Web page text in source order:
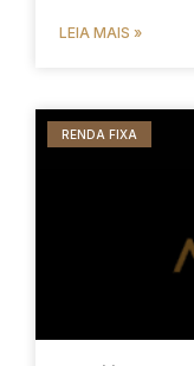
LEIA MAIS »
RENDA FIXA